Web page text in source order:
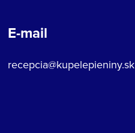
E-mail
recepcia@kupelepieniny.sk